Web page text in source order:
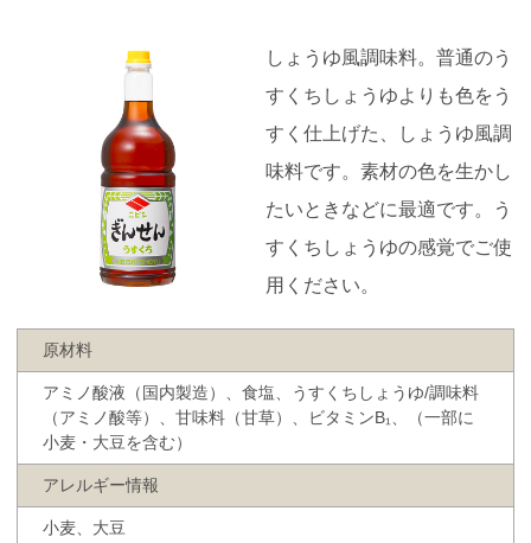
しょうゆ風調味料。普通のう
すくちしょうゆよりも色をう
すく仕上げた、しょうゆ風調
味料です。素材の色を生かし
たいときなどに最適です。う
すくちしょうゆの感覚でご使
用ください。
原材料
アミノ酸液（国内製造）、食塩、うすくちしょうゆ/調味料
（アミノ酸等）、甘味料（甘草）、ビタミンB₁、（一部に
小麦・大豆を含む）
アレルギー情報
小麦、大豆